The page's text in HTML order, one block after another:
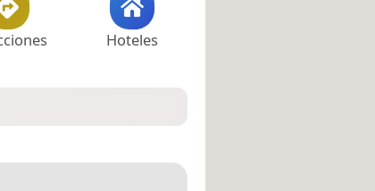
Hoteles